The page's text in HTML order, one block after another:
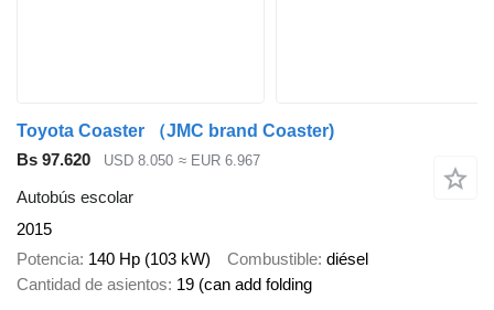
Toyota Coaster （JMC brand Coaster)
Bs 97.620
USD 8.050 ≈ EUR 6.967
Autobús escolar
2015
Potencia 140 Hp (103 kW) Combustible diésel
Cantidad de asientos 19 (can add folding